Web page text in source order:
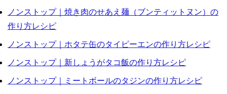
ノンストップ｜焼き肉のせあえ麺（ブンティットヌン）の
作り方レシピ
ノンストップ｜ホタテ缶のタイピーエンの作り方レシピ
ノンストップ｜新しょうがタコ飯の作り方レシピ
ノンストップ｜ミートボールのタジンの作り方レシピ